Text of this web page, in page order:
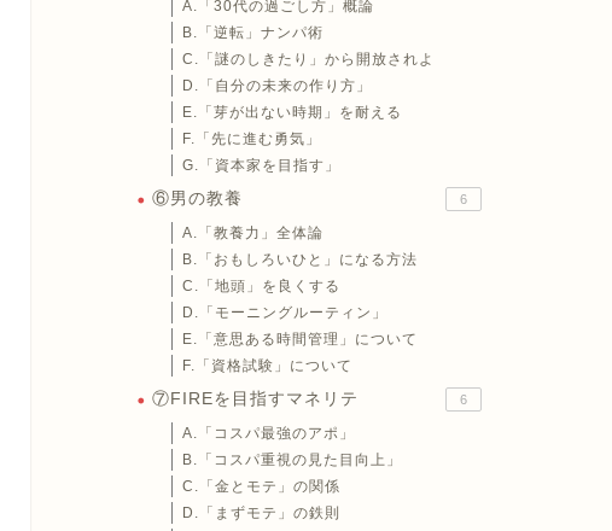
A.「30代の過ごし方」概論
B.「逆転」ナンパ術
C.「謎のしきたり」から開放されよ
D.「自分の未来の作り方」
E.「芽が出ない時期」を耐える
F.「先に進む勇気」
G.「資本家を目指す」
⑥男の教養 6
A.「教養力」全体論
B.「おもしろいひと」になる方法
C.「地頭」を良くする
D.「モーニングルーティン」
E.「意思ある時間管理」について
F.「資格試験」について
⑦FIREを目指すマネリテ 6
A.「コスパ最強のアポ」
B.「コスパ重視の見た目向上」
C.「金とモテ」の関係
D.「まずモテ」の鉄則